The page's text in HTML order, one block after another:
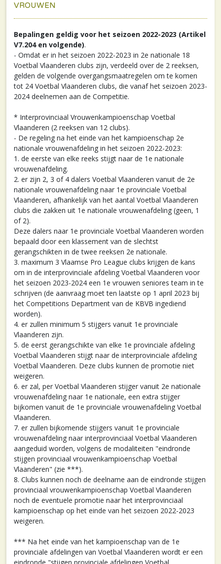
VROUWEN
Bepalingen geldig voor het seizoen 2022-2023 (Artikel
V7.204 en volgende).
- Omdat er in het seizoen 2022-2023 in 2e nationale 18
Voetbal Vlaanderen clubs zijn, verdeeld over de 2 reeksen,
gelden de volgende overgangsmaatregelen om te komen
tot 24 Voetbal Vlaanderen clubs, die vanaf het seizoen 2023-
2024 deelnemen aan de Competitie.
* Interprovinciaal Vrouwenkampioenschap Voetbal
Vlaanderen (2 reeksen van 12 clubs).
- De regeling na het einde van het kampioenschap 2e
nationale vrouwenafdeling in het seizoen 2022-2023:
1. de eerste van elke reeks stijgt naar de 1e nationale
vrouwenafdeling.
2. er zijn 2, 3 of 4 dalers Voetbal Vlaanderen vanuit de 2e
nationale vrouwenafdeling naar 1e provinciale Voetbal
Vlaanderen, afhankelijk van het aantal Voetbal Vlaanderen
clubs die zakken uit 1e nationale vrouwenafdeling (geen, 1
of 2).
Deze dalers naar 1e provinciale Voetbal Vlaanderen worden
bepaald door een klassement van de slechtst
gerangschikten in de twee reeksen 2e nationale.
3. maximum 3 Vlaamse Pro League clubs krijgen de kans
om in de interprovinciale afdeling Voetbal Vlaanderen voor
het seizoen 2023-2024 een 1e vrouwen seniores team in te
schrijven (de aanvraag moet ten laatste op 1 april 2023 bij
het Competitions Department van de KBVB ingediend
worden).
4. er zullen minimum 5 stijgers vanuit 1e provinciale
Vlaanderen zijn.
5. de eerst gerangschikte van elke 1e provinciale afdeling
Voetbal Vlaanderen stijgt naar de interprovinciale afdeling
Voetbal Vlaanderen. Deze clubs kunnen de promotie niet
weigeren.
6. er zal, per Voetbal Vlaanderen stijger vanuit 2e nationale
vrouwenafdeling naar 1e nationale, een extra stijger
bijkomen vanuit de 1e provinciale vrouwenafdeling Voetbal
Vlaanderen.
7. er zullen bijkomende stijgers vanuit 1e provinciale
vrouwenafdeling naar interprovinciaal Voetbal Vlaanderen
aangeduid worden, volgens de modaliteiten "eindronde
stijgen provinciaal vrouwenkampioenschap Voetbal
Vlaanderen" (zie ***).
8. Clubs kunnen noch de deelname aan de eindronde stijgen
provinciaal vrouwenkampioenschap Voetbal Vlaanderen
noch de eventuele promotie naar het interprovinciaal
kampioenschap op het einde van het seizoen 2022-2023
weigeren.
*** Na het einde van het kampioenschap van de 1e
provinciale afdelingen van Voetbal Vlaanderen wordt er een